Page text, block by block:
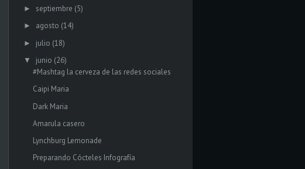
► septiembre (5)
► agosto (14)
► julio (18)
▼ junio (26)
#Mashtag la cerveza de las redes sociales
Caipi Maria
Dark Maria
Amarula casero
Lynchburg Lemonade
Preparando Cócteles Infografía